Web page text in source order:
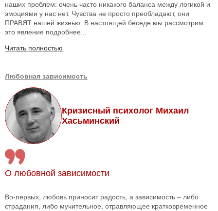
наших проблем: очень часто никакого баланса между логикой и
эмоциями у нас нет. Чувства не просто преобладают, они
ПРАВЯТ нашей жизнью. В настоящей беседе мы рассмотрим
это явление подробнее...
Читать полностью
Любовная зависимость
Кризисный психолог Михаил
Хасьминский
О любовной зависимости
Во-первых, любовь приносит радость, а зависимость – либо
страдания, либо мучительное, отравляющее кратковременное